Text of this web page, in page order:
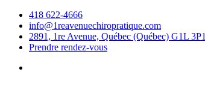
Aller
contenu
418 622-4666
info@1reavenuechiropratique.com
2891, 1re Avenue, Québec (Québec) G1L 3P1
Prendre rendez-vous